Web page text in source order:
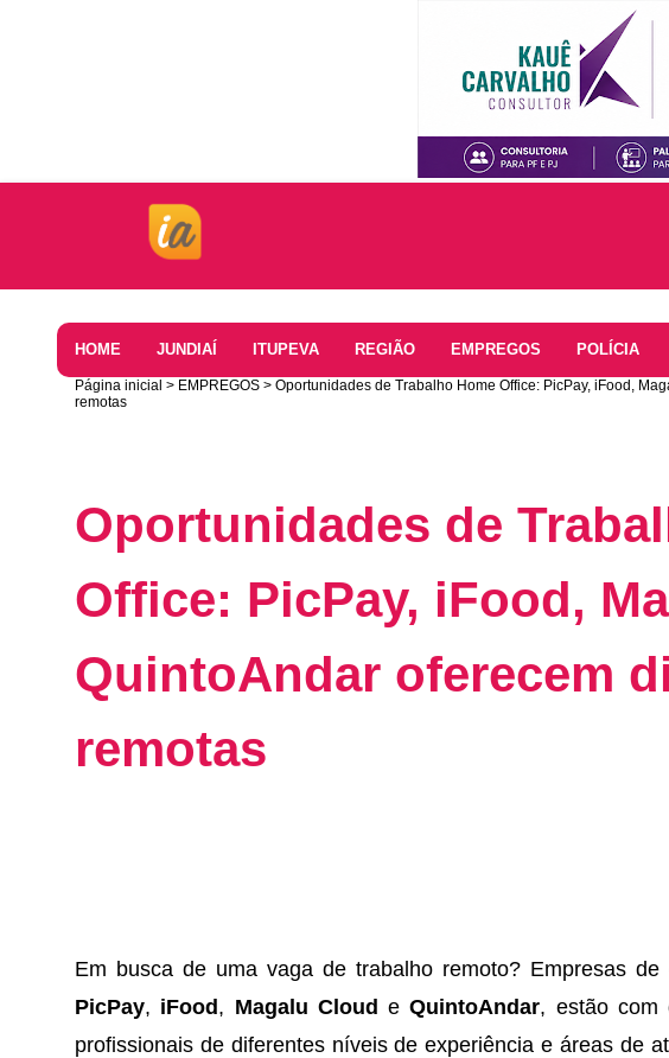
HOME JUNDIAÍ ITUPEVA REGIÃO EMPREGOS POLÍCIA
Página inicial EMPREGOS
Oportunidades de Trabalho Home Office: PicPay, iFood,
remotas
Oportunidades de
Office: PicPay, iFood,
QuintoAndar oferecem
remotas
Em busca de uma vaga de trabalho remoto? Empresas
PicPay, iFood , Magalu Cloud eQuintoAndar, estão com
profissionais de diferentes níveis de experiência e áreas de